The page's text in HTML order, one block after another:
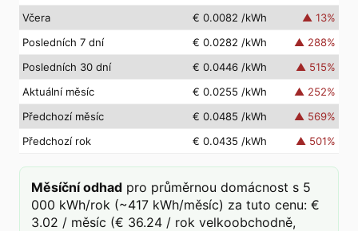
Včera
€ 0.0082 /kWh ▲ 13%
Posledních 7 dní
€ 0.0282 /kWh ▲ 288%
Posledních 30 dní
€ 0.0446 /kWh ▲ 515%
Aktuální měsíc
€ 0.0255 /kWh ▲ 252%
Předchozí měsíc
€ 0.0485 /kWh ▲ 569%
Předchozí rok
€ 0.0435 /kWh ▲ 501%
Měsíční odhad pro průměrnou domácnost s 5
000 kWh/rok (~417 kWh/měsíc) za tuto cenu: €
3.02 / měsíc (€ 36.24 / rok velkoobchodně,